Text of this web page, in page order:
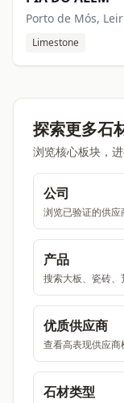
Porto de Mós,
Limestone
探索更多石
浏览核心板块，
公司
浏览已验证的供应
产品
搜索大板、瓷砖、
优质供应商
查看高表现供应商
石材类型